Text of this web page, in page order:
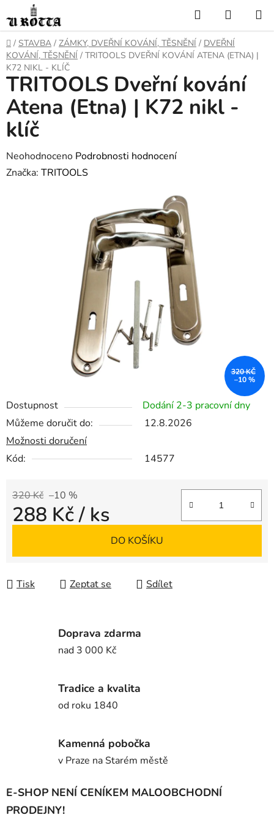
na
obsah
Hledat
KOŠÍK
DOMŮ
/ STAVBA / ZÁMKY, DVEŘNÍ KOVÁNÍ, TĚSNĚNÍ / DVEŘNÍ
KOVÁNÍ, TĚSNĚNÍ / TRITOOLS DVEŘNÍ KOVÁNÍ ATENA (ETNA) |
K72 NIKL - KLÍČ
Dostupnost
Dodání 2-3 pracovní dny
Můžeme doručit do:
12.8.2026
Možnosti doručení
Kód:
14577
320 Kč –10 %
288 Kč/ ks
DO KOŠÍKU
Tisk Zeptat se Sdílet
TRITOOLS Dveřní kování
Atena (Etna) | K72 nikl -
klíč
Průměrné
hodnocení
Neohodnoceno Podrobnosti hodnocení
Značka: TRITOOLS
320 KČ
–10 %
Doprava zdarma
nad 3 000 Kč
Tradice a kvalita
od roku 1840
Kamenná pobočka
v Praze na Starém městě
E-SHOP NENÍ CENÍKEM MALOOBCHODNÍ
PRODEJNY!